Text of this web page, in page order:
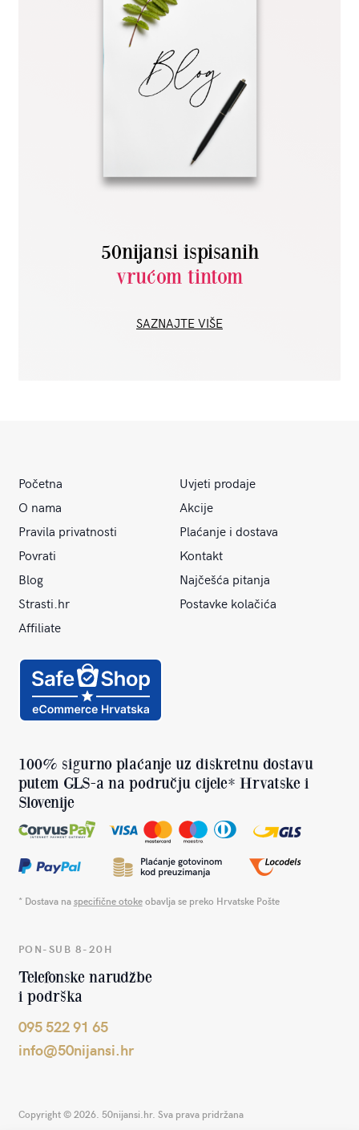
50nijansi ispisanih
vrućom tintom
SAZNAJTE VIŠE
Početna
Uvjeti prodaje
O nama
Akcije
Pravila privatnosti
Plaćanje i dostava
Povrati
Kontakt
Blog
Najčešća pitanja
Strasti.hr
Postavke kolačića
Affiliate
100% sigurno plaćanje uz diskretnu dostavu
putem GLS-a na području cijele* Hrvatske i
Slovenije
* Dostava naspecifične otokeobavlja se preko Hrvatske Pošte
PON-SUB 8-20H
Telefonske narudžbe
i podrška
095 522 91 65
info@50nijansi.hr
Copyright © 2026. 50nijansi.hr. Sva prava pridržana